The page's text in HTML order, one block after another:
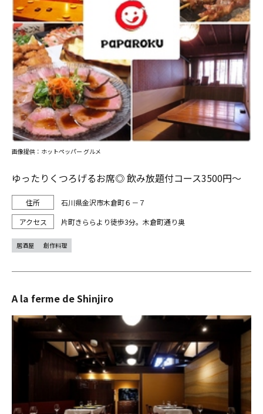
ゆったりくつろげるお席◎ 飲み放題付コース3500円～
石川県金沢市木倉町６－７
片町きららより徒歩3分。木倉町通り奥
画像提供：ホットペッパー グルメ
居酒屋 創作料理
A la ferme de Shinjiro